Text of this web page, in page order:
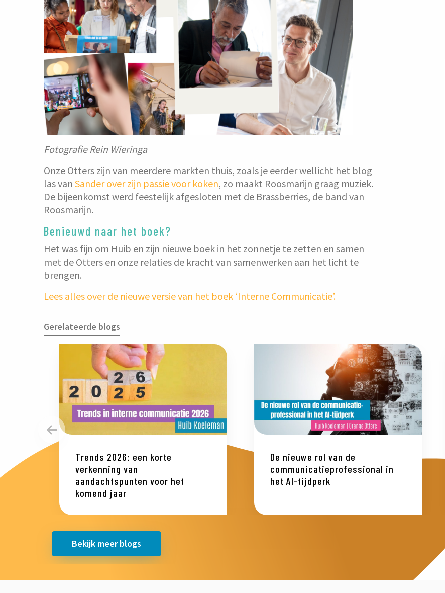
Fotografie Rein Wieringa
Onze Otters zijn van meerdere markten thuis, zoals je eerder wellicht het blog
las van Sander over zijn passie voor koken, zo maakt Roosmarijn graag muziek.
De bijeenkomst werd feestelijk afgesloten met de Brassberries, de band van
Roosmarijn.
Benieuwd naar het boek?
Het was fijn om Huib en zijn nieuwe boek in het zonnetje te zetten en samen
met de Otters en onze relaties de kracht van samenwerken aan het licht te
brengen.
Lees alles over de nieuwe versie van het boek ‘Interne Communicatie’.
Gerelateerde blogs
Vorige
Trends 2026: een korte
verkenning van
aandachtspunten voor het
komend jaar
De nieuwe rol van de
communicatieprofessional in
het AI-tijdperk
Bekijk meer blogs